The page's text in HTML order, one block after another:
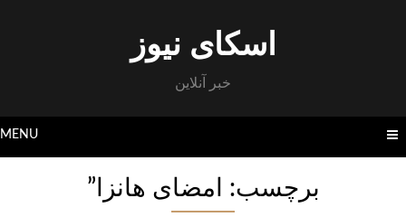
اسکای نیوز
خبر آنلاین
MENU
برچسب: امضای هانزا”